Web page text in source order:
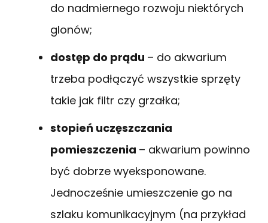
do nadmiernego rozwoju niektórych
glonów;
dostęp do prądu – do akwarium
trzeba podłączyć wszystkie sprzęty
takie jak filtr czy grzałka;
stopień uczęszczania
pomieszczenia – akwarium powinno
być dobrze wyeksponowane.
Jednocześnie umieszczenie go na
szlaku komunikacyjnym (na przykład